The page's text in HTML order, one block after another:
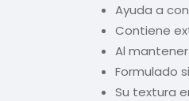
Ayuda a
Contiene
Al
Formulado
Su textura